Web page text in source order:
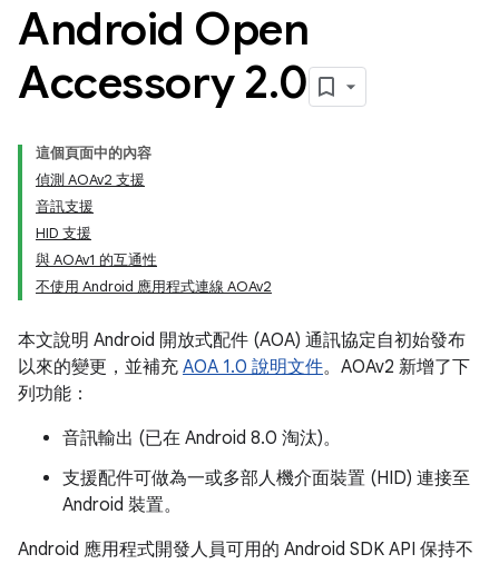
Android Open
Accessory 2.0
這個頁面中的內容
偵測 AOAv2 支援
音訊支援
HID 支援
與 AOAv1 的互通性
不使用 Android 應用程式連線 AOAv2
本文說明 Android 開放式配件 (AOA) 通訊協定自初始發布
以來的變更，並補充 AOA 1.0 說明文件。AOAv2 新增了下
列功能：
音訊輸出 (已在 Android 8.0 淘汰)。
支援配件可做為一或多部人機介面裝置 (HID) 連接至
Android 裝置。
Android 應用程式開發人員可用的 Android SDK API 保持不